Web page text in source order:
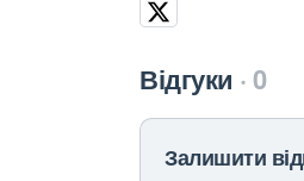
Відгуки 0
Залишити